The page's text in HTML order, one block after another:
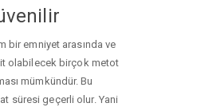
bir emniyet arasında ve
olabilecek birçok metot
mümkündür. Bu
süresi geçerli olur. Yani